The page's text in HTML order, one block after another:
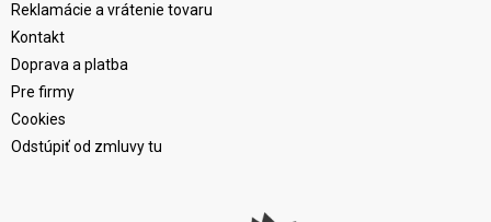
Reklamácie a vrátenie tovaru
Kontakt
Doprava a platba
Pre firmy
Cookies
Odstúpiť od zmluvy tu